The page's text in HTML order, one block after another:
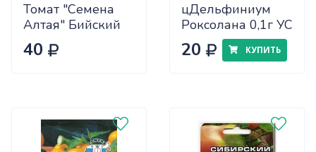
Томат "Семена
Алтая" Бийский
Розан 0,05
40
цДельфиниум
Роксолана 0,1г УС
20 КУПИТЬ